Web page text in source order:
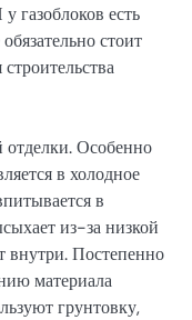
газоблоков есть
стоит
Особенно
в холодное
в
из-за низкой
внутри. Постепенно
материала
грунтовку,